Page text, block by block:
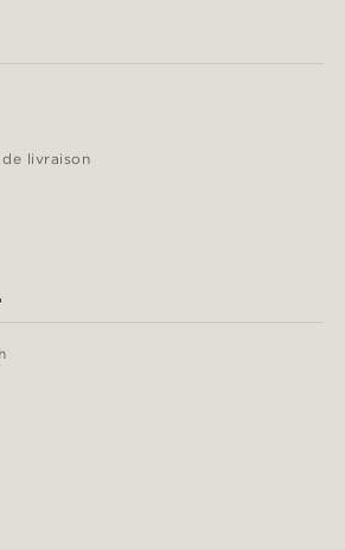
livraison